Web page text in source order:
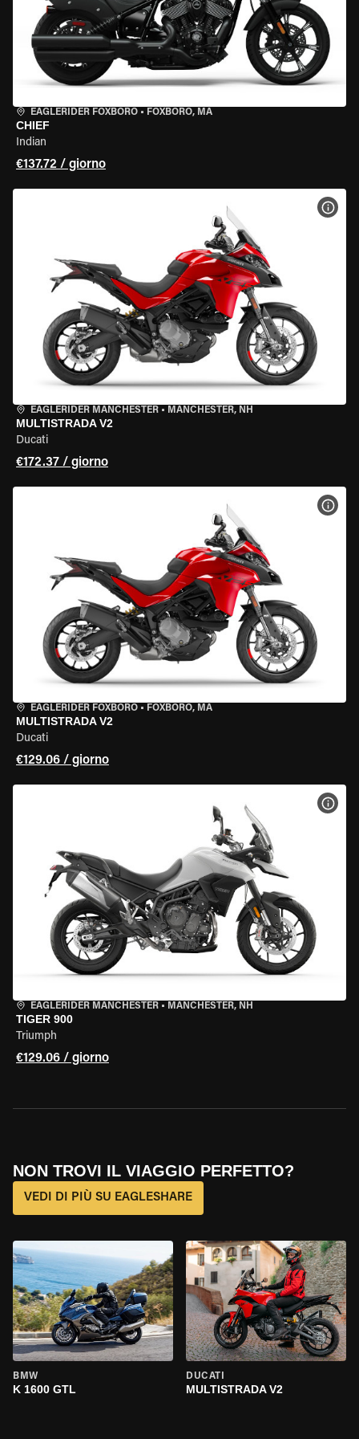
EAGLERIDER FOXBORO • FOXBORO, MA
CHIEF
Indian
€137.72 / giorno
EAGLERIDER MANCHESTER • MANCHESTER, NH
MULTISTRADA V2
Ducati
€172.37 / giorno
EAGLERIDER FOXBORO • FOXBORO, MA
MULTISTRADA V2
Ducati
€129.06 / giorno
EAGLERIDER MANCHESTER • MANCHESTER, NH
TIGER 900
Triumph
€129.06 / giorno
NON TROVI IL VIAGGIO PERFETTO?
VEDI DI PIÙ SU EAGLESHARE
BMW
K 1600 GTL
DUCATI
MULTISTRADA V2